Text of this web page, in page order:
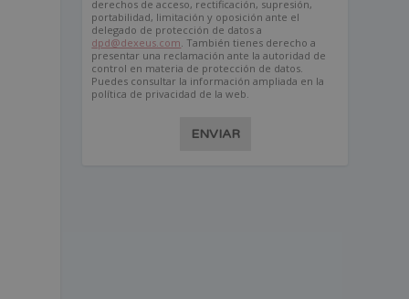
derechos de acceso, rectificación, supresión,
portabilidad, limitación y oposición ante el
delegado de protección de datos a
dpd@dexeus.com. También tienes derecho a
presentar una reclamación ante la autoridad de
control en materia de protección de datos.
Puedes consultar la información ampliada en la
política de privacidad de la web.
ENVIAR